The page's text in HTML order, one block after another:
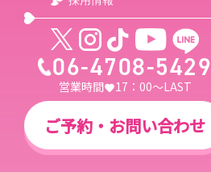
06-4708-5429
営業時間 17：00～LAST
ご予約・お問い合わせ